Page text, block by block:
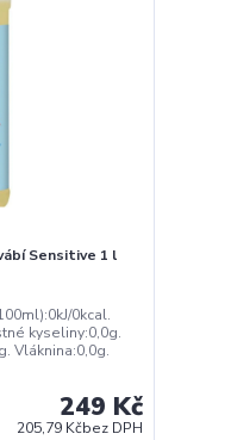
Sensitive 1 l
0kcal.
kyseliny:0,0g.
Vláknina:0,0g.
249 Kč
205,79 Kčbez DPH